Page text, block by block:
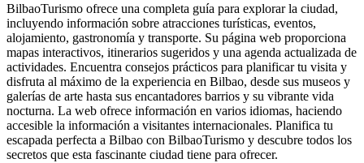
BilbaoTurismo ofrece una completa guía para explorar la ciudad,
incluyendo información sobre atracciones turísticas, eventos,
alojamiento, gastronomía y transporte. Su página web proporciona
mapas interactivos, itinerarios sugeridos y una agenda actualizada de
actividades. Encuentra consejos prácticos para planificar tu visita y
disfruta al máximo de la experiencia en Bilbao, desde sus museos y
galerías de arte hasta sus encantadores barrios y su vibrante vida
nocturna. La web ofrece información en varios idiomas, haciendo
accesible la información a visitantes internacionales. Planifica tu
escapada perfecta a Bilbao con BilbaoTurismo y descubre todos los
secretos que esta fascinante ciudad tiene para ofrecer.